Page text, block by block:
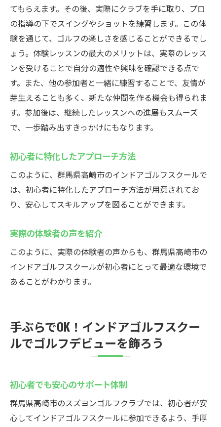
てもらえます。その後、実際にクラブを手に取り、プロ
の指導の下でスイングやショットを練習します。この体
験を通じて、ゴルフの楽しさを感じることができるでし
ょう。体験レッスンの最大のメリットは、実際のレッス
ンを受けることで自分の適性や興味を確認できる点で
す。また、他の参加者と一緒に練習することで、友情が
芽生えることも多く、新たな仲間を作る機会も得られま
す。参加後は、継続したレッスンへの進展もスムーズ
で、一歩踏み出すきっかけにもなります。
初心者に特化したアプローチ方法
このように、群馬県高崎市のインドアゴルフスクールで
は、初心者に特化したアプローチ方法が用意されてお
り、安心してスキルアップを図ることができます。
実際の体験者の声を紹介
このように、実際の体験者の声からも、群馬県高崎市の
インドアゴルフスクールが初心者にとって最適な環境で
あることがわかります。
手ぶらでOK！インドアゴルフスクー
ルでゴルフデビューを飾ろう
初心者でも安心のサポート体制
群馬県高崎市のスズヨンゴルフクラブでは、初心者が安
心してインドアゴルフスクールに参加できるよう、手厚